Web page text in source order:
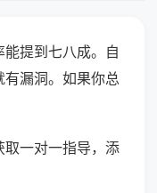
提到七八成。自
漏洞。如果你总
一对一指导，添